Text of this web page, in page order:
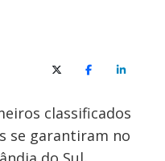
X (Twitter)FacebookO LinkedIn
classificados
se garantiram no